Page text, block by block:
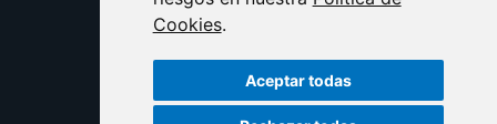
Cookies.
Aceptar todas